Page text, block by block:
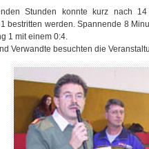
Stunden konnte kurz nach
bestritten werden. Spannende 8
1 mit einem 0:4.
Verwandte besuchten die